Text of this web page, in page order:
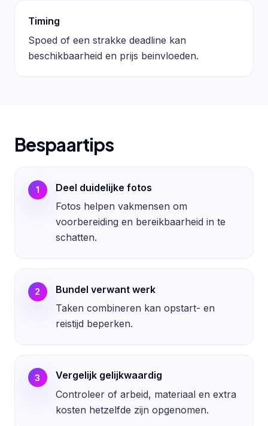
Timing
Spoed of een strakke deadline kan
beschikbaarheid en prijs beinvloeden.
Bespaartips
1
Deel duidelijke fotos
Fotos helpen vakmensen om
voorbereiding en bereikbaarheid in te
schatten.
2
Bundel verwant werk
Taken combineren kan opstart- en
reistijd beperken.
3
Vergelijk gelijkwaardig
Controleer of arbeid, materiaal en extra
kosten hetzelfde zijn opgenomen.